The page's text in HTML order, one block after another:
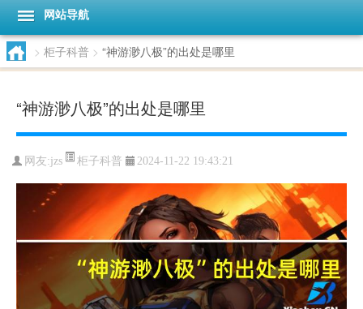
网站导航
> 柜子科普 > “神游渺八极”的出处是哪里
“神游渺八极”的出处是哪里
网友:jzs 柜子科普 2024-11-22 19:43:21